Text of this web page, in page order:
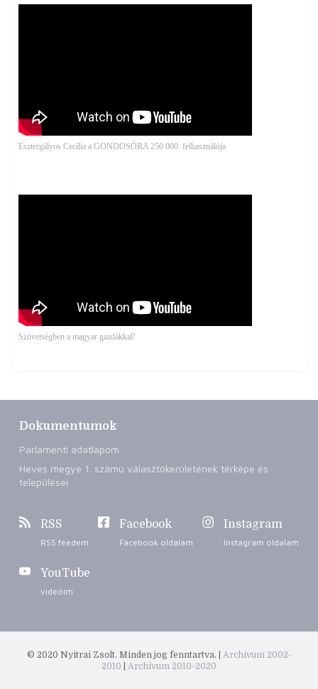
Esztergályos Cecília a GONDOSÓRA 250 000. felhasználója
Szövetségben a magyar gazdákkal!
Dokumentumok
Parlamenti adatlapom
Heves megye 1. számú választókerületének térképe és
települései
RSS
RSS feedem
Facebook
Facebook oldalam
Instagram
Instagram oldalam
YouTube
videóim
© 2020 Nyitrai Zsolt. Minden jog fenntartva. |
Archívum 2002-
2010
Archívum 2010-2020